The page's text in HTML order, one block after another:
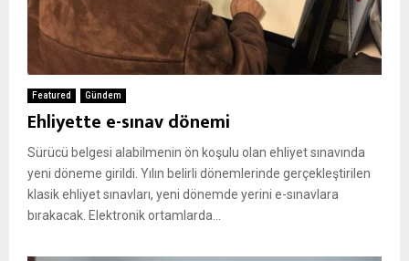
Featured Gündem
Ehliyette e-sınav dönemi
Sürücü belgesi alabilmenin ön koşulu olan ehliyet sınavında
yeni döneme girildi. Yılın belirli dönemlerinde gerçekleştirilen
klasik ehliyet sınavları, yeni dönemde yerini e-sınavlara
bırakacak. Elektronik ortamlarda...